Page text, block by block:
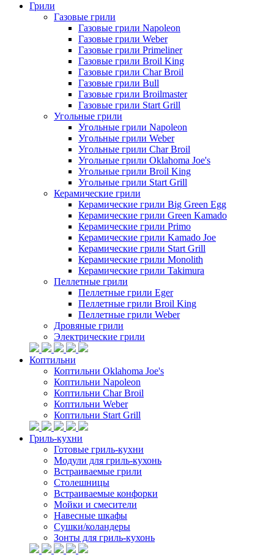
Грили
Газовые грили
Газовые грили Napoleon
Газовые грили Weber
Газовые грили Primeliner
Газовые грили Broil King
Газовые грили Char Broil
Газовые грили Bull
Газовые грили Broilmaster
Газовые грили Start Grill
Угольные грили
Угольные грили Napoleon
Угольные грили Weber
Угольные грили Char Broil
Угольные грили Oklahoma Joe's
Угольные грили Broil King
Угольные грили Start Grill
Керамические грили
Керамические грили Big Green Egg
Керамические грили Green Kamado
Керамические грили Primo
Керамические грили Kamado Joe
Керамические грили Start Grill
Керамические грили Monolith
Керамические грили Takimura
Пеллетные грили
Пеллетные грили Eger
Пеллетные грили Broil King
Пеллетные грили Weber
Дровяные грили
Электрические грили
Коптильни
Коптильни Oklahoma Joe's
Коптильни Napoleon
Коптильни Char Broil
Коптильни Weber
Коптильни Start Grill
Гриль-кухни
Готовые гриль-кухни
Модули для гриль-кухонь
Встраиваемые грили
Столешницы
Встраиваемые конфорки
Мойки и смесители
Навесные шкафы
Сушки/коландеры
Зонты для гриль-кухонь